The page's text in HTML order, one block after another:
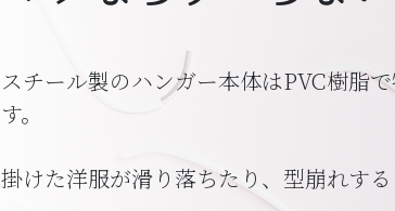
スチール製のハンガー本体はPVC樹脂
す。
掛けた洋服が滑り落ちたり、型崩れす